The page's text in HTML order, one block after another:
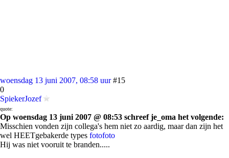
woensdag 13 juni 2007, 08:58 uur #15
0
SpiekerJozef
quote:
Op woensdag 13 juni 2007 @ 08:53 schreef je_oma het volgende:
Misschien vonden zijn collega's hem niet zo aardig, maar dan zijn het
wel HEETgebakerde types fotofoto
Hij was niet vooruit te branden.....